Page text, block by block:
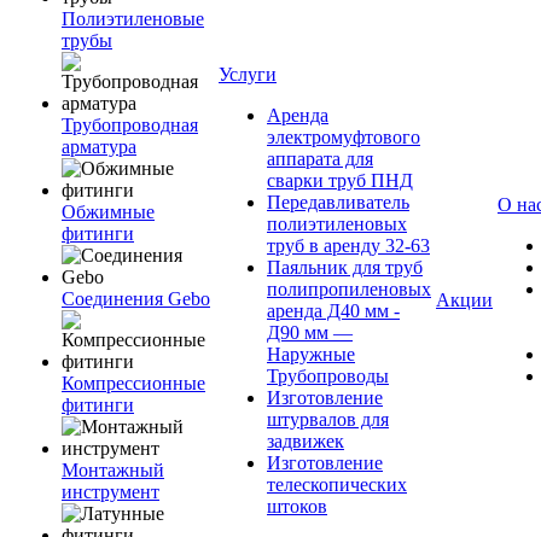
Полиэтиленовые
трубы
Трубопроводная
арматура
Обжимные
фитинги
Соединения Gebo
Компрессионные
фитинги
Монтажный
инструмент
Услуги
Аренда
электромуфтового
аппарата для
сварки труб ПНД
Передавливатель
полиэтиленовых
труб в аренду 32-63
Паяльник для труб
полипропиленовых
аренда Д40 мм -
Д90 мм —
Наружные
Трубопроводы
Изготовление
штурвалов для
задвижек
Изготовление
телескопических
штоков
Акции
О